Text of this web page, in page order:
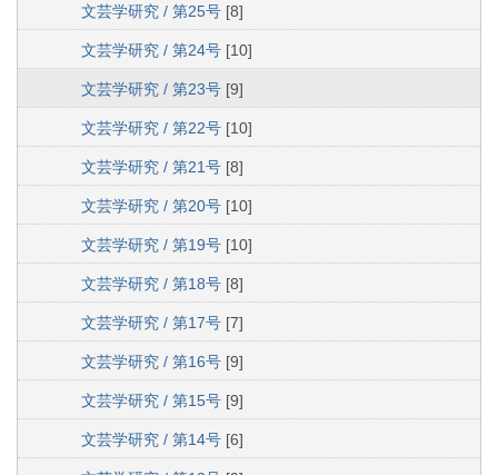
文芸学研究 / 第25号 [8]
文芸学研究 / 第24号 [10]
文芸学研究 / 第23号 [9]
文芸学研究 / 第22号 [10]
文芸学研究 / 第21号 [8]
文芸学研究 / 第20号 [10]
文芸学研究 / 第19号 [10]
文芸学研究 / 第18号 [8]
文芸学研究 / 第17号 [7]
文芸学研究 / 第16号 [9]
文芸学研究 / 第15号 [9]
文芸学研究 / 第14号 [6]